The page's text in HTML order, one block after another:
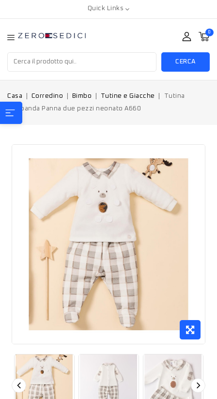
Quick Links
0
CERCA
Casa Corredino Bimbo Tutine e Giacche
Tutina
Minibanda Panna due pezzi neonato A660